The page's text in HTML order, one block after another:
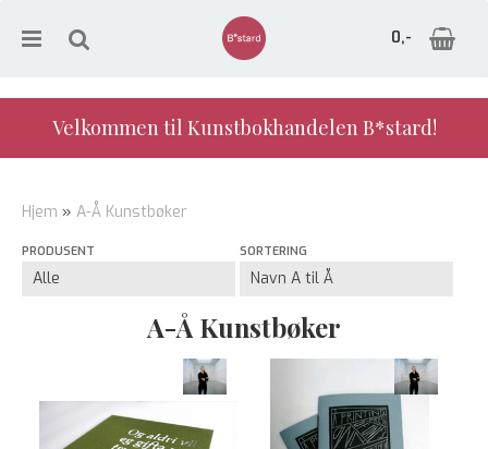
0,-
Velkommen til Kunstbokhandelen B*stard!
Hjem » A-Å Kunstbøker
PRODUSENT SORTERING
A-Å Kunstbøker